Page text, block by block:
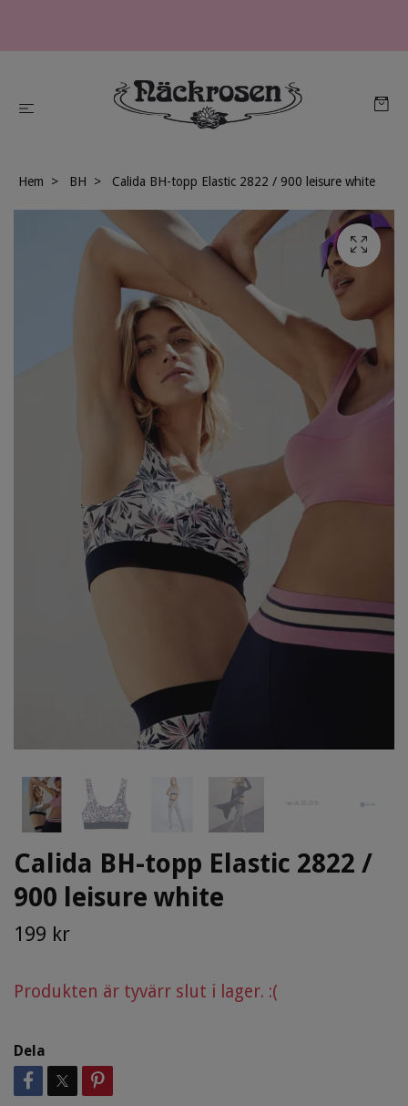
Hem BH Calida BH-topp Elastic 2822 / 900 leisure white
Calida BH-topp Elastic 2822 /
900 leisure white
199 kr
Produkten är tyvärr slut i lager. :(
Dela